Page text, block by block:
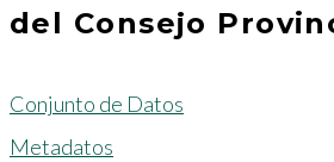
del Consejo
Conjunto de Datos
Metadatos